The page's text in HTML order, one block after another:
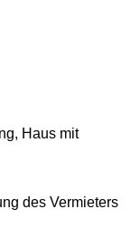
Haus mit
des Vermieters